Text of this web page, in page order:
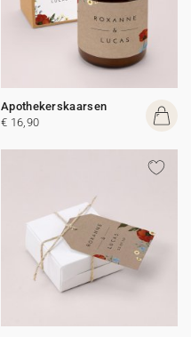
Apothekerskaarsen
€ 16,90